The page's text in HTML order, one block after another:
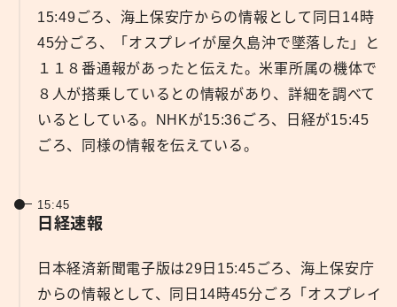
15:49ごろ、海上保安庁からの情報として同日14時
45分ごろ、「オスプレイが屋久島沖で墜落した」と
１１８番通報があったと伝えた。米軍所属の機体で
８人が搭乗しているとの情報があり、詳細を調べて
いるとしている。NHKが15:36ごろ、日経が15:45
ごろ、同様の情報を伝えている。
15:45
日経速報
日本経済新聞電子版は29日15:45ごろ、海上保安庁
からの情報として、同日14時45分ごろ「オスプレイ